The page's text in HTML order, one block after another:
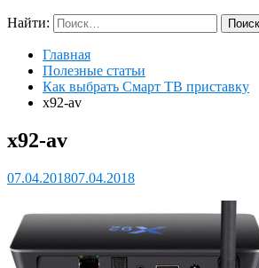
Найти:
Главная
Полезные статьи
Как выбрать Смарт ТВ приставку
x92-av
x92-av
07.04.201807.04.2018